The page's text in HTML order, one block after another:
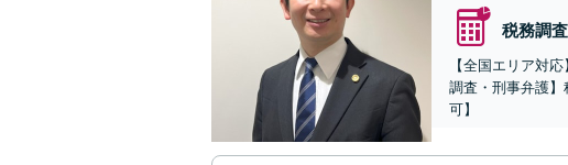
税務調
【全国エリア対
調査・刑事弁護
可】